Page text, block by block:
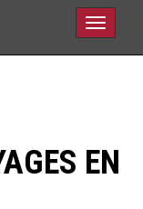
Toggle
EN